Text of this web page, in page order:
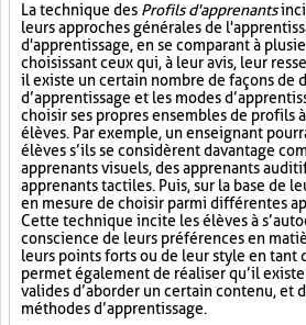
La technique des Profils d'apprenants
leurs approches générales de
d'apprentissage, en se comparant à
choisissant ceux qui, à leur avis, leur
il existe un certain nombre de façons de
d’apprentissage et les modes
choisir ses propres ensembles de profils
élèves. Par exemple, un enseignant
élèves s’ils se considèrent davantage
apprenants visuels, des apprenants
apprenants tactiles. Puis, sur la base de
en mesure de choisir parmi différentes
Cette technique incite les élèves à
conscience de leurs préférences en
leurs points forts ou de leur style en tant
permet également de réaliser qu’il
valides d’aborder un certain contenu, et
méthodes d’apprentissage.